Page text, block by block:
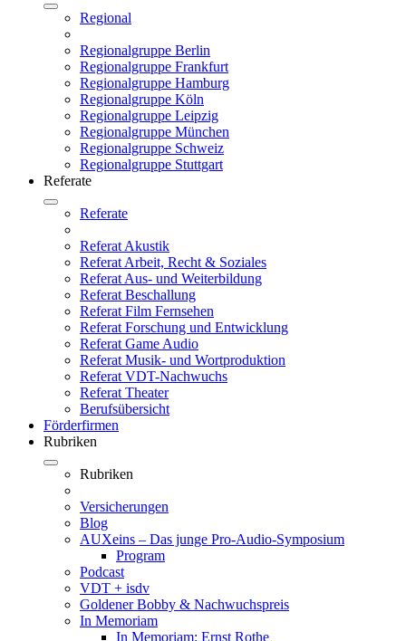
Regional
Regionalgruppe Berlin
Regionalgruppe Frankfurt
Regionalgruppe Hamburg
Regionalgruppe Köln
Regionalgruppe Leipzig
Regionalgruppe München
Regionalgruppe Schweiz
Regionalgruppe Stuttgart
Referate
Referate
Referat Akustik
Referat Arbeit, Recht & Soziales
Referat Aus- und Weiterbildung
Referat Beschallung
Referat Film Fernsehen
Referat Forschung und Entwicklung
Referat Game Audio
Referat Musik- und Wortproduktion
Referat VDT-Nachwuchs
Referat Theater
Berufsübersicht
Förderfirmen
Rubriken
Rubriken
Versicherungen
Blog
AUXeins – Das junge Pro-Audio-Symposium
Program
Podcast
VDT + isdv
Goldener Bobby & Nachwuchspreis
In Memoriam
In Memoriam: Ernst Rothe